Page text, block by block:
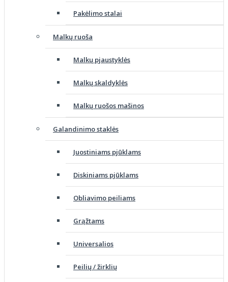
Pakėlimo stalai
Malkų ruoša
Malkų pjaustyklės
Malkų skaldyklės
Malkų ruošos mašinos
Galandinimo staklės
Juostiniams pjūklams
Diskiniams pjūklams
Obliavimo peiliams
Grąžtams
Universalios
Peilių / žirklių